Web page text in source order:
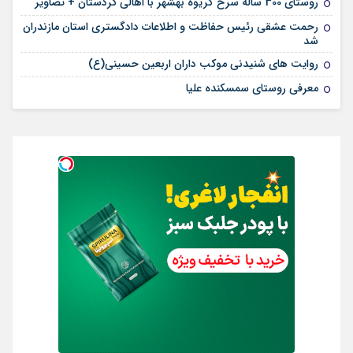
رحمت عشقی رئیس حفاظت و اطلاعات دادگستری استان مازندران
شد
روایت های شنیدنی موکب داران اربعین حسینی(ع)
معرفی روستای سمسکنده علیا